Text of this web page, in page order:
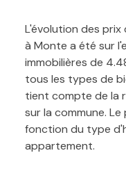
L'évolution des
à Monte a été sur
immobilières de
tous les types de
tient compte de la
sur la commune.
fonction du type
appartement.